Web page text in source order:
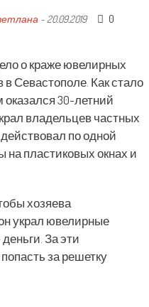
- 20.09.2019 0
о краже ювелирных
Севастополе. Как стало
оказался 30-летний
владельцев частных
по одной
на пластиковых окнах и
хозяева
украл ювелирные
За эти
за решетку